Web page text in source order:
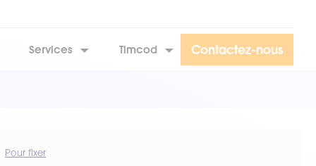
Services Timcod Contactez-nous
Pour fixer